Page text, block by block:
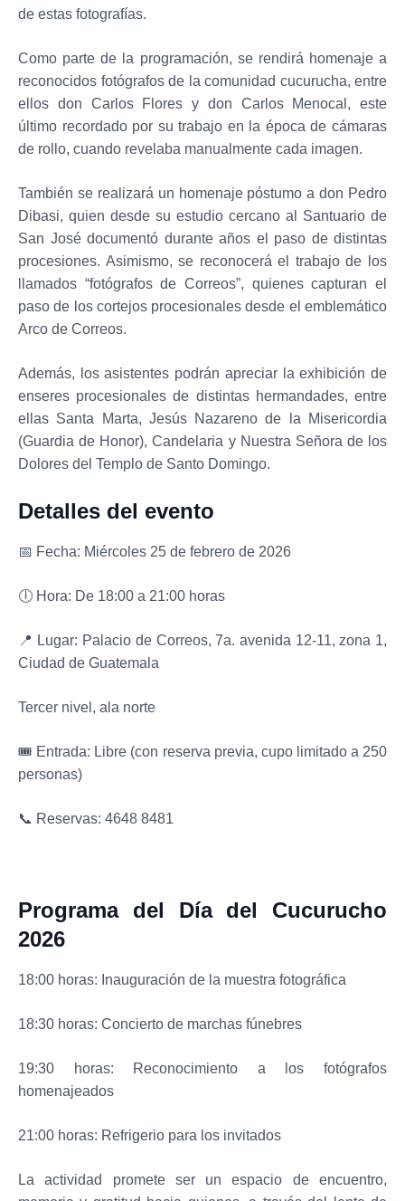
de estas fotografías.
Como parte de la programación, se rendirá homenaje a
reconocidos fotógrafos de la comunidad cucurucha, entre
ellos don Carlos Flores y don Carlos Menocal, este
último recordado por su trabajo en la época de cámaras
de rollo, cuando revelaba manualmente cada imagen.
También se realizará un homenaje póstumo a don Pedro
Dibasi, quien desde su estudio cercano al Santuario de
San José documentó durante años el paso de distintas
procesiones. Asimismo, se reconocerá el trabajo de los
llamados “fotógrafos de Correos”, quienes capturan el
paso de los cortejos procesionales desde el emblemático
Arco de Correos.
Además, los asistentes podrán apreciar la exhibición de
enseres procesionales de distintas hermandades, entre
ellas Santa Marta, Jesús Nazareno de la Misericordia
(Guardia de Honor), Candelaria y Nuestra Señora de los
Dolores del Templo de Santo Domingo.
Detalles del evento
📅 Fecha: Miércoles 25 de febrero de 2026
🕕 Hora: De 18:00 a 21:00 horas
📍 Lugar: Palacio de Correos, 7a. avenida 12-11, zona 1,
Ciudad de Guatemala
Tercer nivel, ala norte
🎟 Entrada: Libre (con reserva previa, cupo limitado a 250
personas)
📞 Reservas: 4648 8481
Programa del Día del Cucurucho
2026
18:00 horas: Inauguración de la muestra fotográfica
18:30 horas: Concierto de marchas fúnebres
19:30 horas: Reconocimiento a los fotógrafos
homenajeados
21:00 horas: Refrigerio para los invitados
La actividad promete ser un espacio de encuentro,